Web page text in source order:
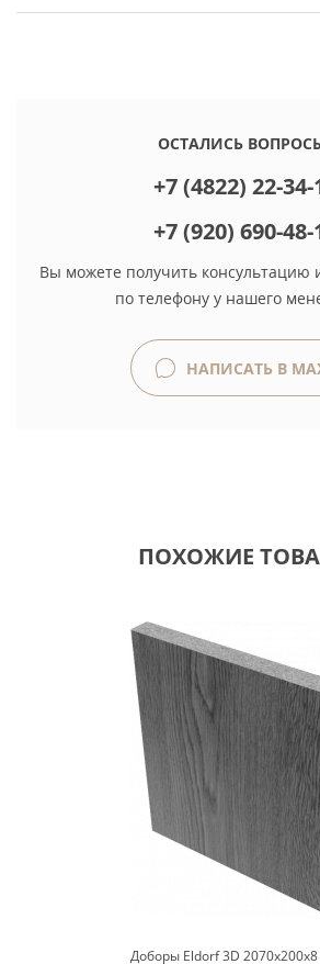
ОСТАЛИСЬ
+7 (4822) 22-34-
+7 (920) 690-48-
Вы можете получить консультацию
по телефону у нашего
НАПИСАТЬ В
ПОХОЖИЕ
Доборы Eldorf 3D 2070x200x8